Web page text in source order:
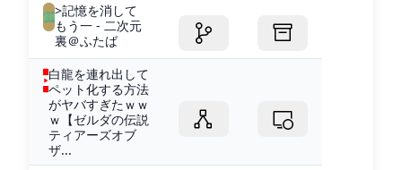
>記憶を消して
もう一 - 二次元
裏＠ふたば
白龍を連れ出して
ペット化する方法
がヤバすぎたｗｗ
ｗ【ゼルダの伝説
ティアーズオブ
ザ...